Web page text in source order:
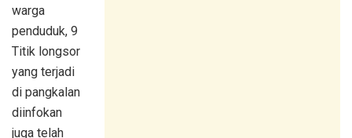
warga
penduduk, 9
Titik longsor
yang terjadi
di pangkalan
diinfokan
juga telah